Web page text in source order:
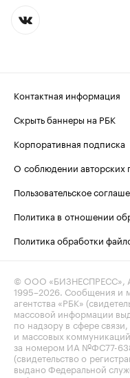
Контактная информация
Скрыть баннеры на РБК
Корпоративная подписка
О соблюдении авторских
Пользовательское
Политика в отношении
Политика обработки
© ООО «БИЗНЕСПРЕСС»,
1995–2026. Сообщения и
агентства «РБК»
массовой информации
по надзору в сфере
и массовых
за номером ИА №ФС77-
(свидетельство о
выдано Федеральной